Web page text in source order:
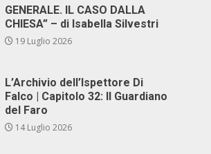
GENERALE. IL CASO DALLA
CHIESA” – di Isabella Silvestri
19 Luglio 2026
L’Archivio dell’Ispettore Di
Falco | Capitolo 32: Il Guardiano
del Faro
14 Luglio 2026